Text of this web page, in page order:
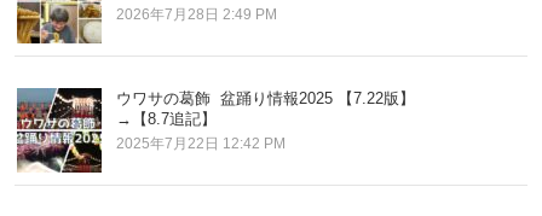
2026年7月28日 2:49 PM
ウワサの葛飾 盆踊り情報2025 【7.22版】
→【8.7追記】
2025年7月22日 12:42 PM